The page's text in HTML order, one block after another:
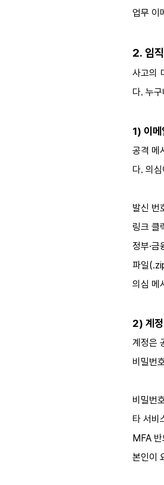
업무 이
2. 임
사고의
다. 누
1) 이메
공격 메
다. 의
발신 번
링크 클
정부·
파일
의심 메
2) 계
계정은
비밀번
비밀번
타 서비
MFA
본인이